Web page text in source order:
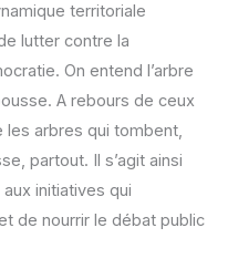
territoriale
lutter contre la
On entend l’arbre
A rebours de ceux
les arbres qui tombent,
partout. Il s’agit ainsi
initiatives qui
de nourrir le débat public